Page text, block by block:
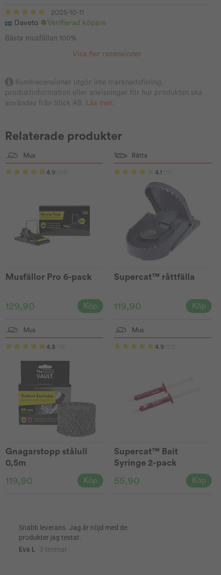
2025-10-11
Daveto
Verifierad köpare
Bästa musfällan 100%
Visa fler recensioner
Kundrecensioner utgör inte marknadsföring,
produktinformation eller anvisningar för hur produkten ska
användas från Stick AB.
Läs mer
Relaterade produkter
Mus
4.9
Musfällor Pro 6-pack
129,90 Köp
Råtta
4.1
Supercat™ råttfälla
119,90 Köp
Mus
4.8
Gnagarstopp stålull
0,5m
119,90 Köp
Mus
4.9
Supercat™ Bait
Syringe 2-pack
55,90 Köp